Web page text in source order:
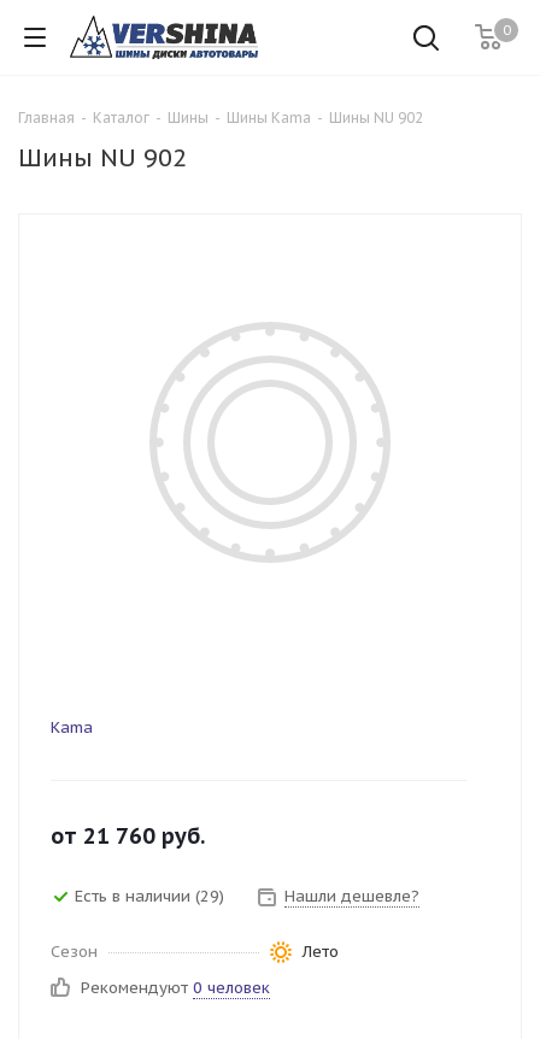
0
Главная - Каталог - Шины - Шины Kama - Шины NU 902
Шины NU 902
Kama
от 21 760 руб.
Есть в наличии (29) Нашли дешевле?
Сезон
Лето
Рекомендуют 0 человек